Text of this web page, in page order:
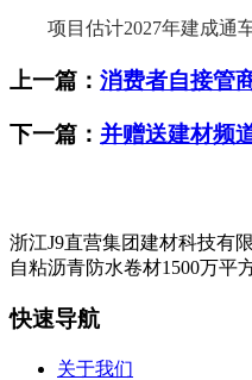
项目估计2027年建成通车
上一篇： 消费者自接管
下一篇： 并赠送建材频
浙江J9直营集团建材科技有
自粘沥青防水卷材1500万平
快速导航
关于我们